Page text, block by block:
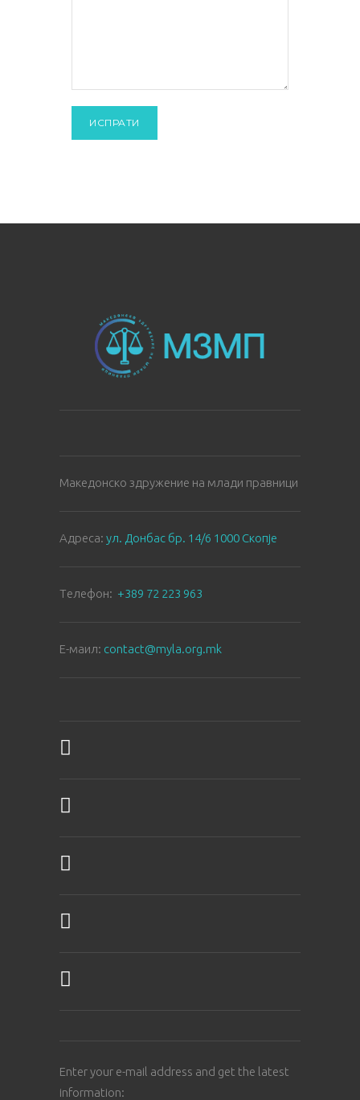
Македонско здружение на млади правници
Aдреса: ул. Донбас бр. 14/6 1000 Скопје
Tелефон: +389 72 223 963
E-маил: contact@myla.org.mk
Enter your e-mail address and get the latest
information: